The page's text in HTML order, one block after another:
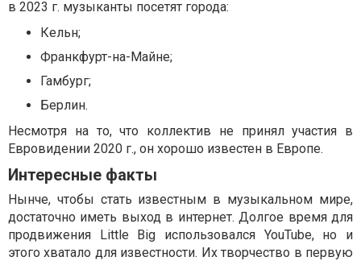
в 2023 г. музыканты посетят города:
Кельн;
Франкфурт-на-Майне;
Гамбург;
Берлин.
Несмотря на то, что коллектив не принял участия в
Евровидении 2020 г., он хорошо известен в Европе.
Интересные факты
Нынче, чтобы стать известным в музыкальном мире,
достаточно иметь выход в интернет. Долгое время для
продвижения Little Big использовался YouTube, но и
этого хватало для известности. Их творчество в первую